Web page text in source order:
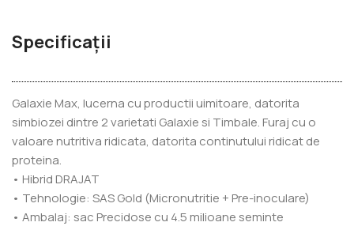
Specificații
Galaxie Max, lucerna cu productii uimitoare, datorita
simbiozei dintre 2 varietati Galaxie si Timbale. Furaj cu o
valoare nutritiva ridicata, datorita continutului ridicat de
proteina.
• Hibrid DRAJAT
• Tehnologie: SAS Gold (Micronutritie + Pre-inoculare)
• Ambalaj: sac Precidose cu 4.5 milioane seminte